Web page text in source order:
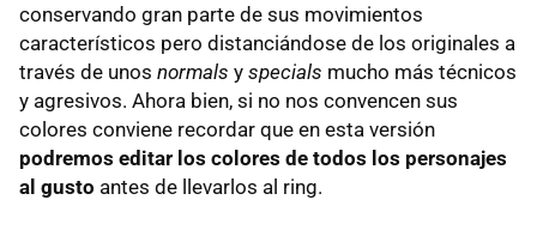
conservando gran parte de sus movimientos
característicos pero distanciándose de los originales a
través de unos normals y specials mucho más técnicos
y agresivos. Ahora bien, si no nos convencen sus
colores conviene recordar que en esta versión
podremos editar los colores de todos los personajes
al gusto antes de llevarlos al ring.